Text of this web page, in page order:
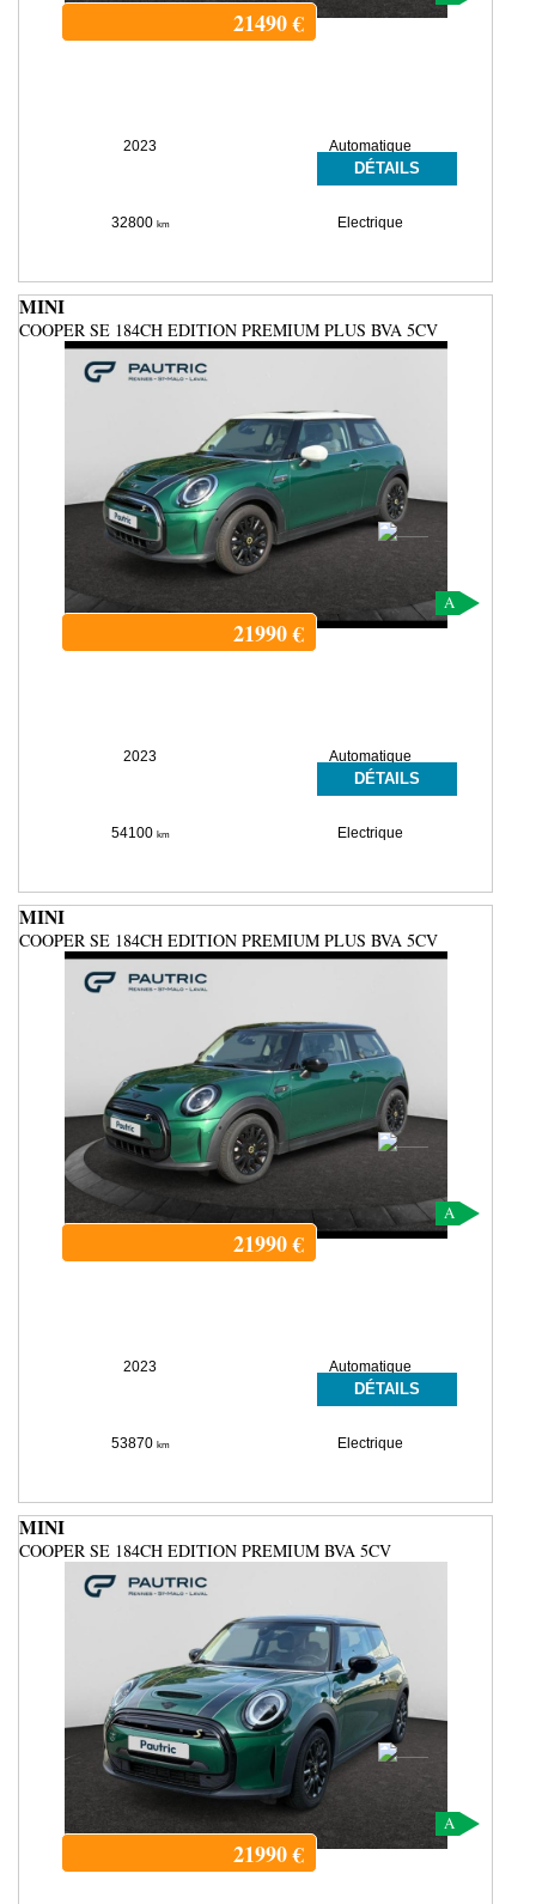
2023 Automatique
32800 km Electrique
21490€
DÉTAILS
MINI
COOPER SE 184CH EDITION PREMIUM PLUS BVA 5CV
A
2023 Automatique
54100 km Electrique
21990€
DÉTAILS
MINI
COOPER SE 184CH EDITION PREMIUM PLUS BVA 5CV
A
2023 Automatique
53870 km Electrique
21990€
DÉTAILS
MINI
COOPER SE 184CH EDITION PREMIUM BVA 5CV
A
21990€